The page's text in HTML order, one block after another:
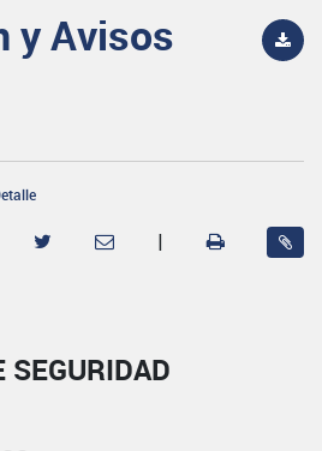
y Avisos
|
SEGURIDAD